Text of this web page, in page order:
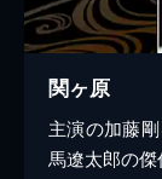
関ヶ原
主演の加藤
馬遼太郎の